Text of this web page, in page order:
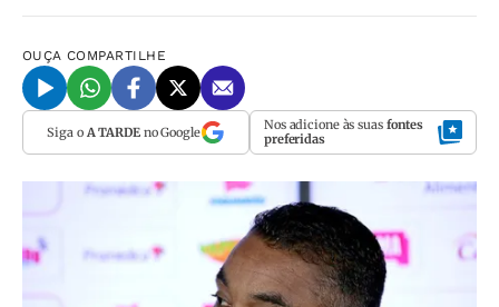
OUÇA COMPARTILHE
Siga o A TARDEno Google Nos adicione às suas fontes
preferidas